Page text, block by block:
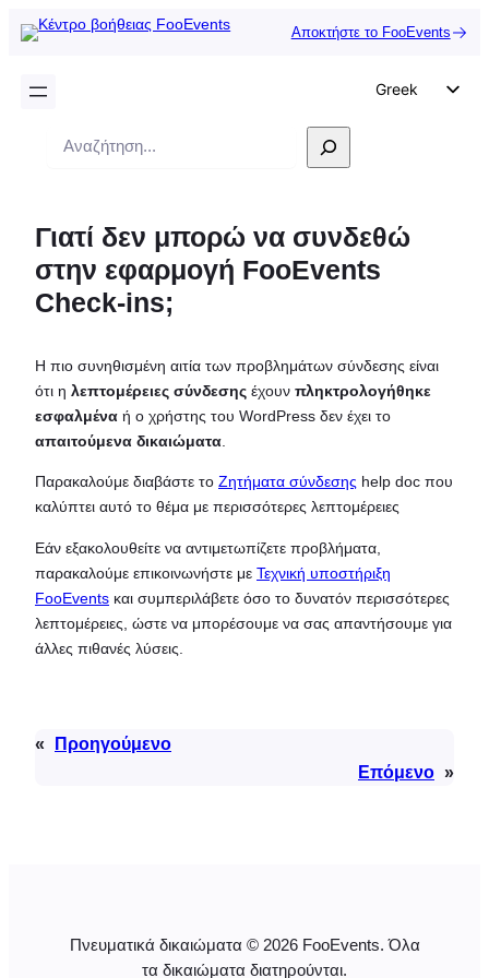
Αποκτήστε το FooEvents
Greek
Spanish
Italian
Polish
Czech
Αναζήτηση
Γιατί δεν μπορώ να συνδεθώ
στην εφαρμογή FooEvents
Check-ins;
Η πιο συνηθισμένη αιτία των προβλημάτων σύνδεσης είναι
ότι η λεπτομέρειες σύνδεσης έχουν πληκτρολογήθηκε
εσφαλμένα ή ο χρήστης του WordPress δεν έχει το
απαιτούμενα δικαιώματα
Παρακαλούμε διαβάστε το Ζητήματα σύνδεσης help doc που
καλύπτει αυτό το θέμα με περισσότερες λεπτομέρειες
Εάν εξακολουθείτε να αντιμετωπίζετε προβλήματα,
παρακαλούμε επικοινωνήστε με Τεχνική υποστήριξη
FooEvents και συμπεριλάβετε όσο το δυνατόν περισσότερες
λεπτομέρειες, ώστε να μπορέσουμε να σας απαντήσουμε για
άλλες πιθανές λύσεις.
«
Προηγούμενο
Επόμενο »
Πνευματικά δικαιώματα © 2026 FooEvents. Όλα
τα δικαιώματα διατηρούνται.